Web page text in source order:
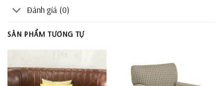
Đánh giá (0)
SẢN PHẨM TƯƠNG TỰ